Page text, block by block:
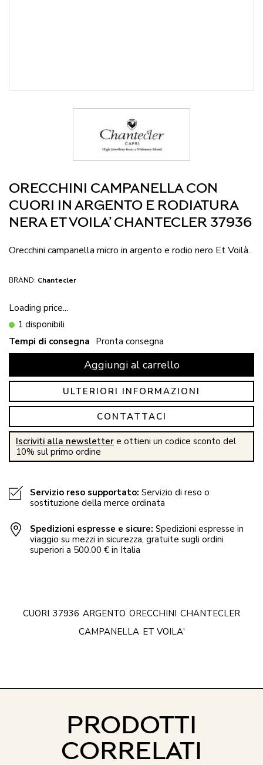
ORECCHINI CAMPANELLA CON
CUORI IN ARGENTO E RODIATURA
NERA ET VOILA’ CHANTECLER 37936
Orecchini campanella micro in argento e rodio nero Et Voilà.
BRAND: Chantecler
Loading price...
1 disponibili
Tempi di consegna Pronta consegna
Aggiungi al carrello
ULTERIORI INFORMAZIONI
CONTATTACI
Iscriviti alla newsletter e ottieni un codice sconto del
10% sul primo ordine
Servizio reso supportato: Servizio di reso o
sostituzione della merce ordinata
Spedizioni espresse e sicure: Spedizioni espresse in
viaggio su mezzi in sicurezza, gratuite sugli ordini
superiori a 500.00 € in Italia
CUORI 37936 ARGENTO ORECCHINI CHANTECLER
CAMPANELLA ET VOILA'
PRODOTTI
CORRELATI